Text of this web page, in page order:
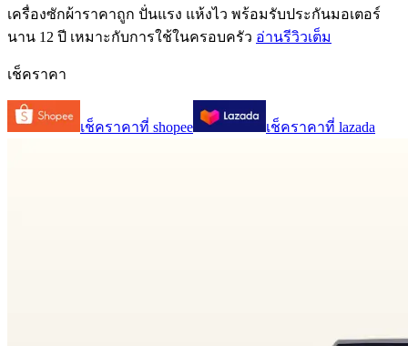
เครื่องซักผ้าราคาถูก ปั่นแรง แห้งไว พร้อมรับประกันมอเตอร์
นาน 12 ปี เหมาะกับการใช้ในครอบครัว อ่านรีวิวเต็ม
เช็คราคา
เช็คราคาที่ shopee เช็คราคาที่ lazada